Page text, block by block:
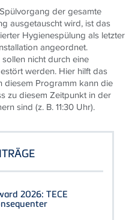
der gesamte
ausgetauscht wird, ist das
Hygienespülung als letzter
angeordnet.
nicht durch eine
werden. Hier hilft das
diesem Programm kann die
zu diesem Zeitpunkt in der
sind (z. B. 11:30 Uhr).
2026: TECE